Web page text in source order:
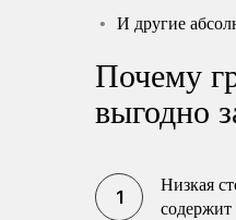
И другие
Почему
выгодно
Низкая